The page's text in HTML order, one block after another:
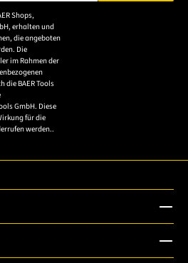
E-Mail-Adresse ein.
Shops,
erhalten und
die angeboten
Die
im Rahmen der
die BAER Tools
GmbH. Diese
für die
werden..